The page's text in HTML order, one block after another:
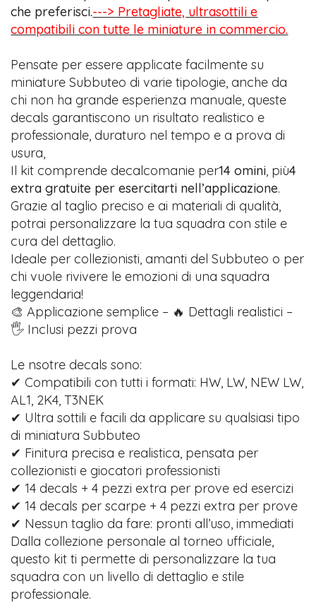
che preferisci.---> Pretagliate, ultrasottili e
compatibili con tutte le miniature in commercio.
Pensate per essere applicate facilmente su
miniature Subbuteo di varie tipologie, anche da
chi non ha grande esperienza manuale, queste
decals garantiscono un risultato realistico e
professionale, duraturo nel tempo e a prova di
usura,
Il kit comprende decalcomanie per14 omini, più4
extra gratuite per esercitarti nell’applicazione.
Grazie al taglio preciso e ai materiali di qualità,
potrai personalizzare la tua squadra con stile e
cura del dettaglio.
Ideale per collezionisti, amanti del Subbuteo o per
chi vuole rivivere le emozioni di una squadra
leggendaria!
🎨 Applicazione semplice – 🔥 Dettagli realistici –
🖐️ Inclusi pezzi prova
Le nsotre decals sono:
✔ Compatibili con tutti i formati: HW, LW, NEW LW,
AL1, 2K4, T3NEK
✔ Ultra sottili e facili da applicare su qualsiasi tipo
di miniatura Subbuteo
✔ Finitura precisa e realistica, pensata per
collezionisti e giocatori professionisti
✔ 14 decals + 4 pezzi extra per prove ed esercizi
✔ 14 decals per scarpe + 4 pezzi extra per prove
✔ Nessun taglio da fare: pronti all’uso, immediati
Dalla collezione personale al torneo ufficiale,
questo kit ti permette di personalizzare la tua
squadra con un livello di dettaglio e stile
professionale.